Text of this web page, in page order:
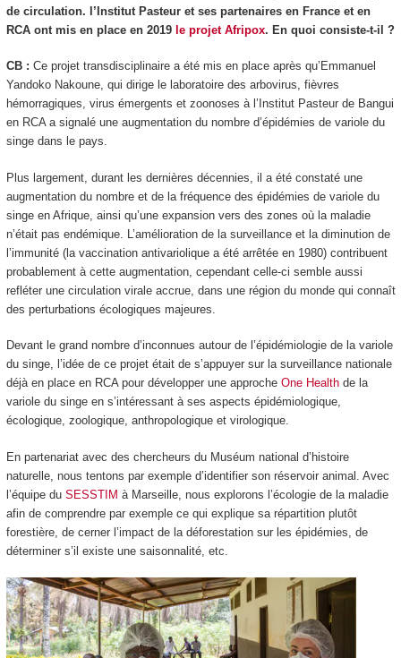
de circulation. l’Institut Pasteur et ses partenaires en France et en
RCA ont mis en place en 2019 le projet Afripox. En quoi consiste-t-il ?
CB : Ce projet transdisciplinaire a été mis en place après qu’Emmanuel
Yandoko Nakoune, qui dirige le laboratoire des arbovirus, fièvres
hémorragiques, virus émergents et zoonoses à l’Institut Pasteur de Bangui
en RCA a signalé une augmentation du nombre d’épidémies de variole du
singe dans le pays.
Plus largement, durant les dernières décennies, il a été constaté une
augmentation du nombre et de la fréquence des épidémies de variole du
singe en Afrique, ainsi qu’une expansion vers des zones où la maladie
n’était pas endémique. L’amélioration de la surveillance et la diminution de
l’immunité (la vaccination antivariolique a été arrêtée en 1980) contribuent
probablement à cette augmentation, cependant celle-ci semble aussi
refléter une circulation virale accrue, dans une région du monde qui connaît
des perturbations écologiques majeures.
Devant le grand nombre d’inconnues autour de l’épidémiologie de la variole
du singe, l’idée de ce projet était de s’appuyer sur la surveillance nationale
déjà en place en RCA pour développer une approche One Healthde la
variole du singe en s’intéressant à ses aspects épidémiologique,
écologique, zoologique, anthropologique et virologique.
En partenariat avec des chercheurs du Muséum national d’histoire
naturelle, nous tentons par exemple d’identifier son réservoir animal. Avec
l’équipe du SESSTIM à Marseille, nous explorons l’écologie de la maladie
afin de comprendre par exemple ce qui explique sa répartition plutôt
forestière, de cerner l’impact de la déforestation sur les épidémies, de
déterminer s’il existe une saisonnalité, etc.